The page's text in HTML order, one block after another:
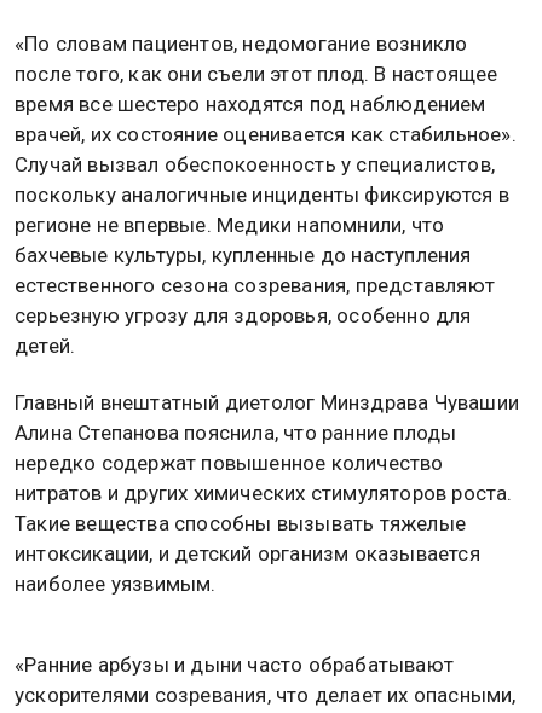
«По словам пациентов, недомогание возникло
после того, как они съели этот плод. В настоящее
время все шестеро находятся под наблюдением
врачей, их состояние оценивается как стабильное».
Случай вызвал обеспокоенность у специалистов,
поскольку аналогичные инциденты фиксируются в
регионе не впервые. Медики напомнили, что
бахчевые культуры, купленные до наступления
естественного сезона созревания, представляют
серьезную угрозу для здоровья, особенно для
детей.
Главный внештатный диетолог Минздрава Чувашии
Алина Степанова пояснила, что ранние плоды
нередко содержат повышенное количество
нитратов и других химических стимуляторов роста.
Такие вещества способны вызывать тяжелые
интоксикации, и детский организм оказывается
наиболее уязвимым.
«Ранние арбузы и дыни часто обрабатывают
ускорителями созревания, что делает их опасными,